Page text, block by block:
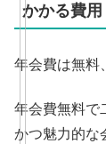
かかる費用
年会費は無料
年会費無料で
かつ魅力的な